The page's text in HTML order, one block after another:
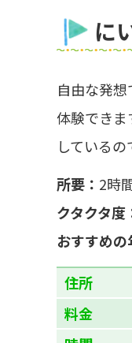
に
自由な発
体験でき
しているの
所要： 2時
クタクタ度
おすすめの
住所
料金